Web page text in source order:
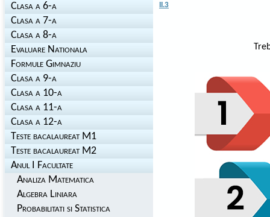
Clasa a 6-a
Clasa a 7-a
Clasa a 8-a
Evaluare Nationala
Formule Gimnaziu
Clasa a 9-a
Clasa a 10-a
Clasa a 11-a
Clasa a 12-a
Teste bacalaureat M1
Teste bacalaureat M2
Anul I Facultate
Analiza Matematica
Algebra Liniara
Probabilitati si Statistica
II.3